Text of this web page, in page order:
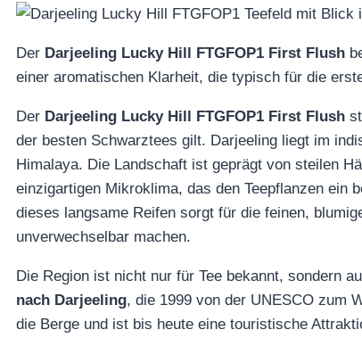
Der Darjeeling Lucky Hill FTGFOP1 First Flush
einer aromatischen Klarheit, die typisch für die
Der Darjeeling Lucky Hill FTGFOP1 First Flush
der besten Schwarztees gilt. Darjeeling liegt im
Himalaya. Die Landschaft ist geprägt von steilen
einzigartigen Mikroklima, das den Teepflanzen ein
dieses langsame Reifen sorgt für die feinen,
unverwechselbar machen.
Die Region ist nicht nur für Tee bekannt, sondern
nach Darjeeling, die 1999 von der UNESCO zum
die Berge und ist bis heute eine touristische